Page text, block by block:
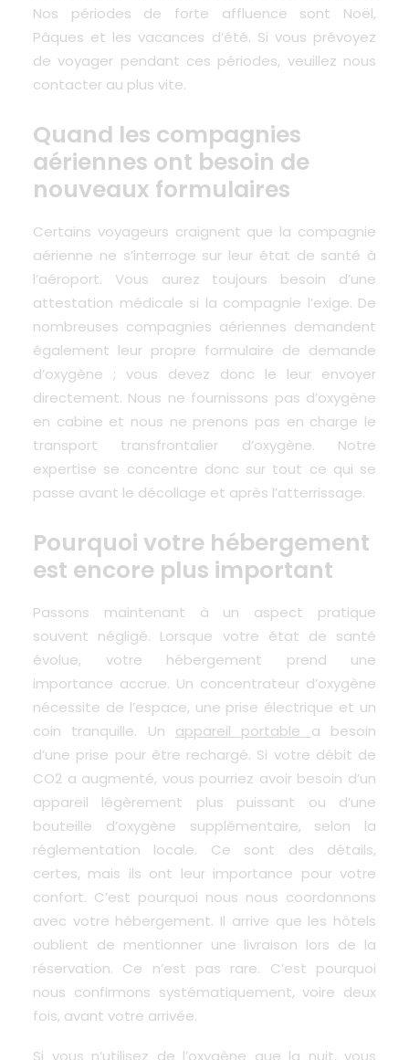
Nos périodes de forte affluence sont Noël,
Pâques et les vacances d’été. Si vous prévoyez
de voyager pendant ces périodes, veuillez nous
contacter au plus vite.
Quand les compagnies
aériennes ont besoin de
nouveaux formulaires
Certains voyageurs craignent que la compagnie
aérienne ne s’interroge sur leur état de santé à
l’aéroport. Vous aurez toujours besoin d’une
attestation médicale si la compagnie l’exige. De
nombreuses compagnies aériennes demandent
également leur propre formulaire de demande
d’oxygène ; vous devez donc le leur envoyer
directement. Nous ne fournissons pas d’oxygène
en cabine et nous ne prenons pas en charge le
transport transfrontalier d’oxygène. Notre
expertise se concentre donc sur tout ce qui se
passe avant le décollage et après l’atterrissage.
Pourquoi votre hébergement
est encore plus important
Passons maintenant à un aspect pratique
souvent négligé. Lorsque votre état de santé
évolue, votre hébergement prend une
importance accrue. Un concentrateur d’oxygène
nécessite de l’espace, une prise électrique et un
coin tranquille. Un appareil portable a besoin
d’une prise pour être rechargé. Si votre débit de
CO2 a augmenté, vous pourriez avoir besoin d’un
appareil légèrement plus puissant ou d’une
bouteille d’oxygène supplémentaire, selon la
réglementation locale. Ce sont des détails,
certes, mais ils ont leur importance pour votre
confort. C’est pourquoi nous nous coordonnons
avec votre hébergement. Il arrive que les hôtels
oublient de mentionner une livraison lors de la
réservation. Ce n’est pas rare. C’est pourquoi
nous confirmons systématiquement, voire deux
fois, avant votre arrivée.
Si vous n’utilisez de l’oxygène que la nuit, vous